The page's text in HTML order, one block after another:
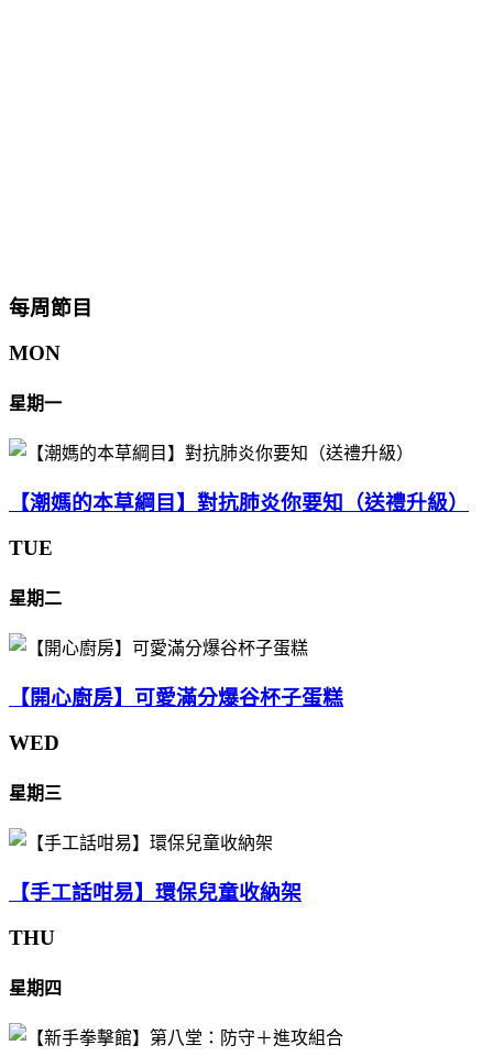
每周節目
MON
星期一
【潮媽的本草綱目】對抗肺炎你要知（送禮升級）
TUE
星期二
【開心廚房】可愛滿分爆谷杯子蛋糕
WED
星期三
【手工話咁易】環保兒童收納架
THU
星期四